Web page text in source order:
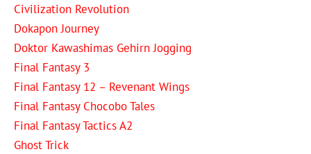
Civilization Revolution
Dokapon Journey
Doktor Kawashimas Gehirn Jogging
Final Fantasy 3
Final Fantasy 12 – Revenant Wings
Final Fantasy Chocobo Tales
Final Fantasy Tactics A2
Ghost Trick